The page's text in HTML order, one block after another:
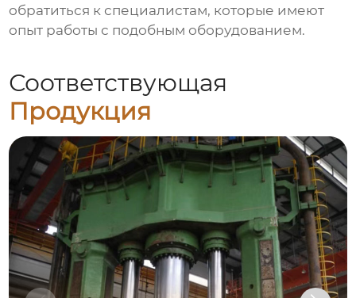
обратиться к специалистам, которые имеют
опыт работы с подобным оборудованием.
Соответствующая
Продукция